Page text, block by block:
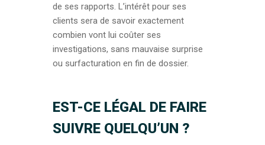
de ses rapports. L’intérêt pour ses
clients sera de savoir exactement
combien vont lui coûter ses
investigations, sans mauvaise surprise
ou surfacturation en fin de dossier.
EST-CE LÉGAL DE FAIRE
SUIVRE QUELQU’UN ?